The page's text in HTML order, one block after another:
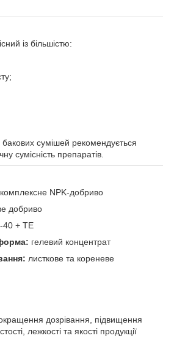
із більшістю:
сумішей рекомендується
сумісність препаратів.
комплексне NPK-добриво
добриво
40 + TE
гелевий концентрат
листкове та кореневе
дозрівання, підвищення
лежкості та якості продукції